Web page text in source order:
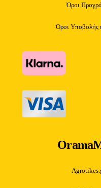
Όροι
Όροι Υποβολής